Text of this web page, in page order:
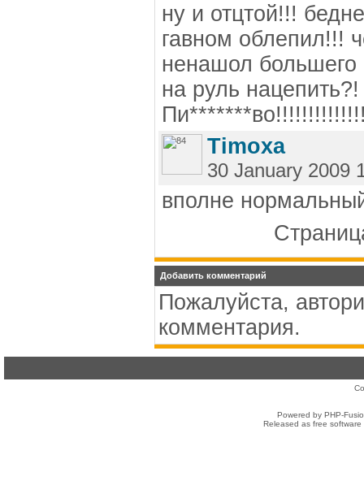
ну и отцтой!!!
гавном облепил!!!
ненашол большего
на руль
Timoxa
30 January 2009
вполне
Добавить комментарий
Пожалуйста,
комментария.
Powered by PHP-
Released as free